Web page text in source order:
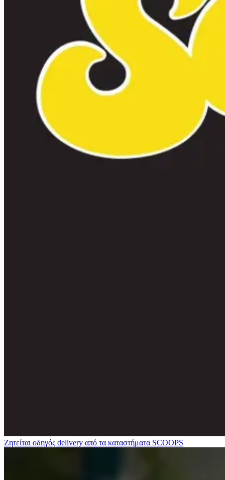
Ζητείται οδηγός delivery από τα καταστήματα SCOOPS